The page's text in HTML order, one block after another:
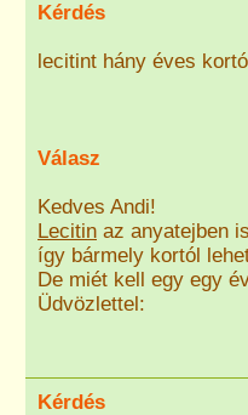
Kérdés
lecitint hány éves
Válasz
Kedves Andi!
Lecitin az anyatejben
így bármely kortól
De miét kell egy egy
Üdvözlettel:
Kérdés